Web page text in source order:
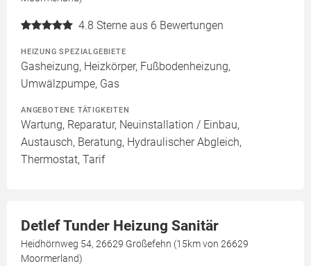
4.8 Sterne aus 6 Bewertungen
HEIZUNG SPEZIALGEBIETE
Gasheizung, Heizkörper, Fußbodenheizung,
Umwälzpumpe, Gas
ANGEBOTENE TÄTIGKEITEN
Wartung, Reparatur, Neuinstallation / Einbau,
Austausch, Beratung, Hydraulischer Abgleich,
Thermostat, Tarif
Detlef Tunder Heizung Sanitär
Heidhörnweg 54, 26629 Großefehn (15km von 26629
Moormerland)